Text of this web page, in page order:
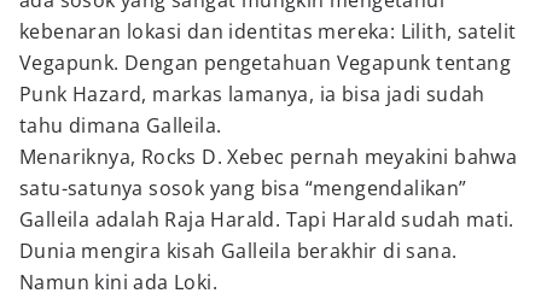
kebenaran lokasi dan identitas mereka: Lilith, satelit
Vegapunk. Dengan pengetahuan Vegapunk tentang
Punk Hazard, markas lamanya, ia bisa jadi sudah
tahu dimana Galleila.
Menariknya, Rocks D. Xebec pernah meyakini bahwa
satu-satunya sosok yang bisa “mengendalikan”
Galleila adalah Raja Harald. Tapi Harald sudah mati.
Dunia mengira kisah Galleila berakhir di sana.
Namun kini ada Loki.